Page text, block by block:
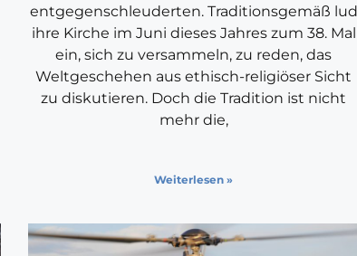
entgegenschleuderten. Traditionsgemäß lud
ihre Kirche im Juni dieses Jahres zum 38. Mal
ein, sich zu versammeln, zu reden, das
Weltgeschehen aus ethisch-religiöser Sicht
zu diskutieren. Doch die Tradition ist nicht
mehr die,
Weiterlesen »